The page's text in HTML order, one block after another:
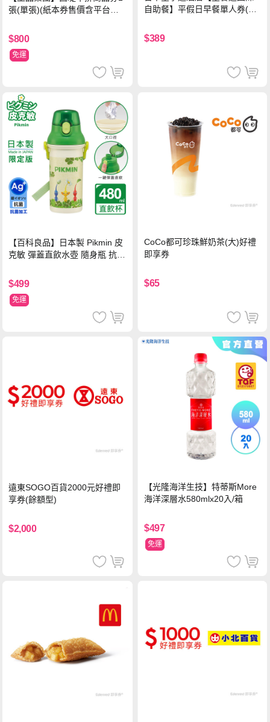
張(單張)(紙本券售價含平台物
$800
免運
自助餐】平假日早餐單人券(M
$389
【百科良品】日本製 Pikmin 皮
克敏 彈蓋直飲水壺 隨身瓶 抗菌
$499
免運
CoCo都可珍珠鮮奶茶(大)好禮
即享券
$65
遠東SOGO百貨2000元好禮即
享券(餘額型)
$2,000
【光隆海洋生技】特蒂斯More
海洋深層水580mlx20入/箱
$497
免運